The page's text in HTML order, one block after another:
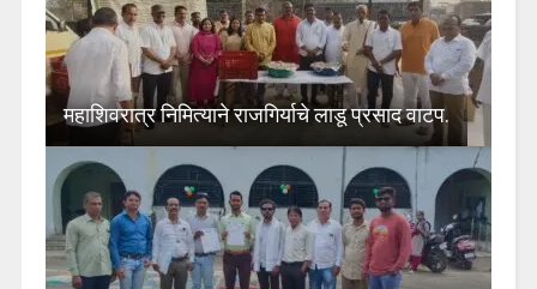
महाशिवरात्र निमित्याने राजगिर्याचे लाडू प्रसाद वाटप.